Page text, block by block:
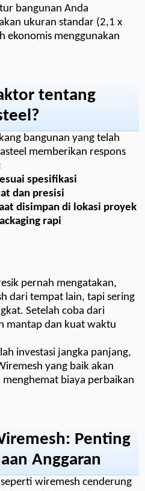
bangunan Anda
ukuran standar (2,1 x
ekonomis menggunakan
tentang
bangunan yang telah
memberikan respons
spesifikasi
dan presisi
disimpan di lokasi proyek
rapi
pernah mengatakan,
dari tempat lain, tapi sering
Setelah coba dari
mantap dan kuat waktu
investasi jangka panjang,
yang baik akan
biaya perbaikan
Penting
Anggaran
wiremesh cenderung